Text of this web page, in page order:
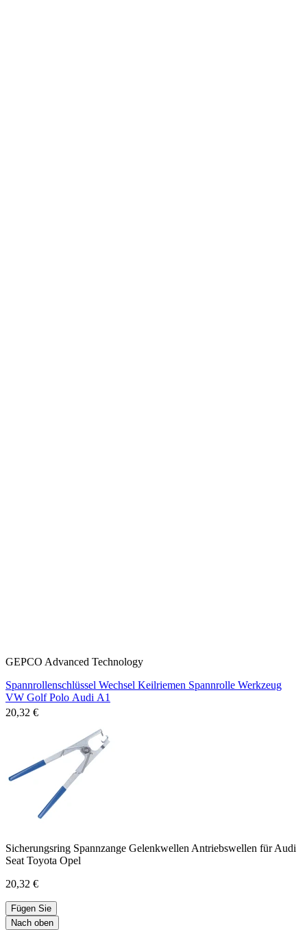
GEPCO Advanced Technology
Spannrollenschlüssel Wechsel Keilriemen Spannrolle Werkzeug
VW Golf Polo Audi A1
20,32 €
Sicherungsring Spannzange Gelenkwellen Antriebswellen für Audi
Seat Toyota Opel
20,32 €
Fügen Sie
Nach oben